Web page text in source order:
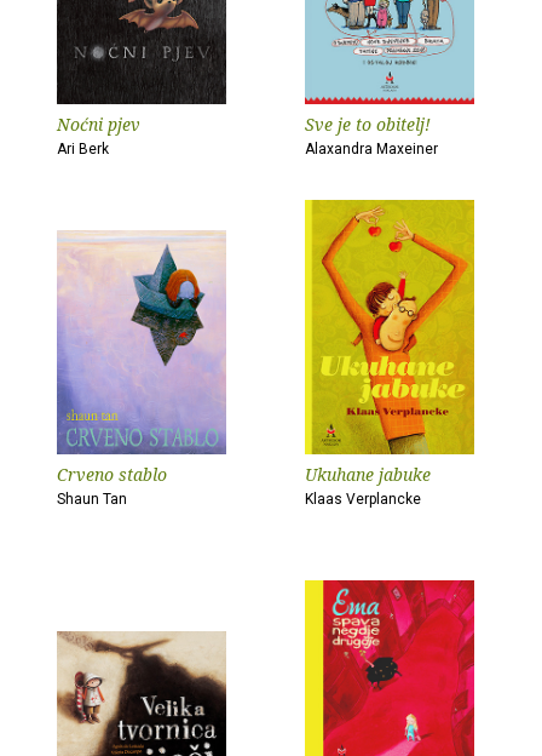
Noćni pjev
Ari Berk
Sve je to obitelj!
Alaxandra Maxeiner
Crveno stablo
Shaun Tan
Ukuhane jabuke
Klaas Verplancke